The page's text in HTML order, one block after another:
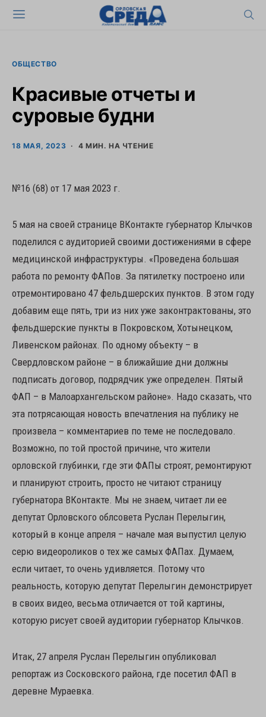
ОБЩЕСТВО
Красивые отчеты и
суровые будни
18 МАЯ, 2023 4 МИН. НА ЧТЕНИЕ
№16 (68) от 17 мая 2023 г.
5 мая на своей странице ВКонтакте губернатор Клычков
поделился с аудиторией своими достижениями в сфере
медицинской инфраструктуры. «Проведена большая
работа по ремонту ФАПов. За пятилетку построено или
отремонтировано 47 фельдшерских пунктов. В этом году
добавим еще пять, три из них уже законтрактованы, это
фельдшерские пункты в Покровском, Хотынецком,
Ливенском районах. По одному объекту – в
Свердловском районе – в ближайшие дни должны
подписать договор, подрядчик уже определен. Пятый
ФАП – в Малоархангельском районе». Надо сказать, что
эта потрясающая новость впечатления на публику не
произвела – комментариев по теме не последовало.
Возможно, по той простой причине, что жители
орловской глубинки, где эти ФАПы строят, ремонтируют
и планируют строить, просто не читают страницу
губернатора ВКонтакте. Мы не знаем, читает ли ее
депутат Орловского облсовета Руслан Перелыгин,
который в конце апреля – начале мая выпустил целую
серю видеороликов о тех же самых ФАПах. Думаем,
если читает, то очень удивляется. Потому что
реальность, которую депутат Перелыгин демонстрирует
в своих видео, весьма отличается от той картины,
которую рисует своей аудитории губернатор Клычков.
Итак, 27 апреля Руслан Перелыгин опубликовал
репортаж из Сосковского района, где посетил ФАП в
деревне Мураевка.